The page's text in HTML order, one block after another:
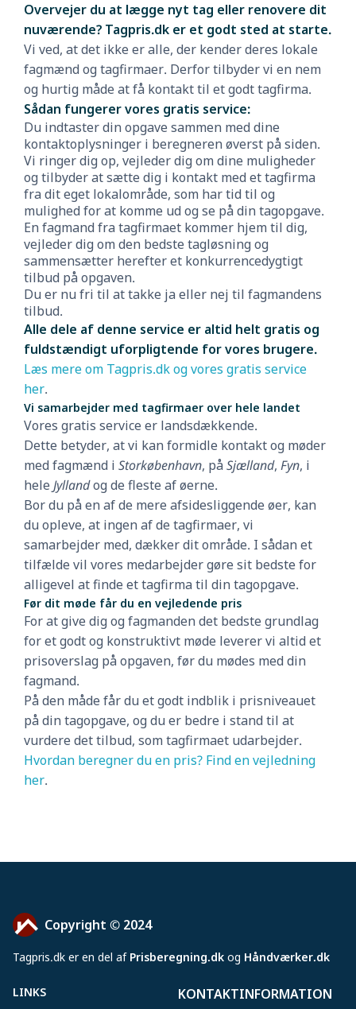
Overvejer du at lægge nyt tag eller renovere dit
nuværende? Tagpris.dk er et godt sted at starte.
Vi ved, at det ikke er alle, der kender deres lokale
fagmænd og tagfirmaer. Derfor tilbyder vi en nem
og hurtig måde at få kontakt til et godt tagfirma.
Sådan fungerer vores gratis service:
Du indtaster din opgave sammen med dine
kontaktoplysninger i beregneren øverst på siden.
Vi ringer dig op, vejleder dig om dine muligheder
og tilbyder at sætte dig i kontakt med et tagfirma
fra dit eget lokalområde, som har tid til og
mulighed for at komme ud og se på din tagopgave.
En fagmand fra tagfirmaet kommer hjem til dig,
vejleder dig om den bedste tagløsning og
sammensætter herefter et konkurrencedygtigt
tilbud på opgaven.
Du er nu fri til at takke ja eller nej til fagmandens
tilbud.
Alle dele af denne service er altid helt gratis og
fuldstændigt uforpligtende for vores brugere.
Læs mere om Tagpris.dk og vores gratis service
her.
Vi samarbejder med tagfirmaer over hele landet
Vores gratis service er landsdækkende.
Dette betyder, at vi kan formidle kontakt og møder
med fagmænd i Storkøbenhavn, på Sjælland, Fyn, i
hele Jyllandog de fleste af øerne.
Bor du på en af de mere afsidesliggende øer, kan
du opleve, at ingen af de tagfirmaer, vi
samarbejder med, dækker dit område. I sådan et
tilfælde vil vores medarbejder gøre sit bedste for
alligevel at finde et tagfirma til din tagopgave.
Før dit møde får du en vejledende pris
For at give dig og fagmanden det bedste grundlag
for et godt og konstruktivt møde leverer vi altid et
prisoverslag på opgaven, før du mødes med din
fagmand.
På den måde får du et godt indblik i prisniveauet
på din tagopgave, og du er bedre i stand til at
vurdere det tilbud, som tagfirmaet udarbejder.
Hvordan beregner du en pris? Find en vejledning
her.
Copyright © 2024
Tagpris.dk er en del af Prisberegning.dk og Håndværker.dk
LINKS KONTAKTINFORMATION